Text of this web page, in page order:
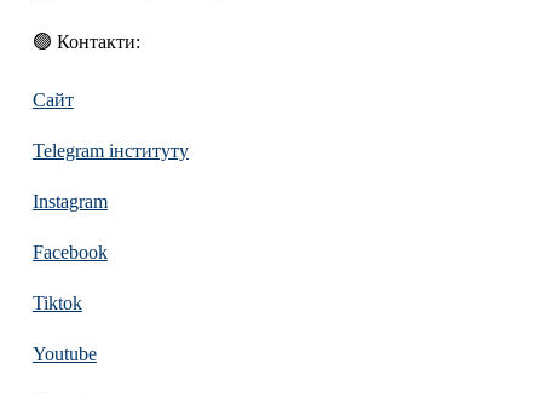
🟢 Контакти:
Сайт
Telegram інституту
Instagram
Facebook
Tiktok
Youtube